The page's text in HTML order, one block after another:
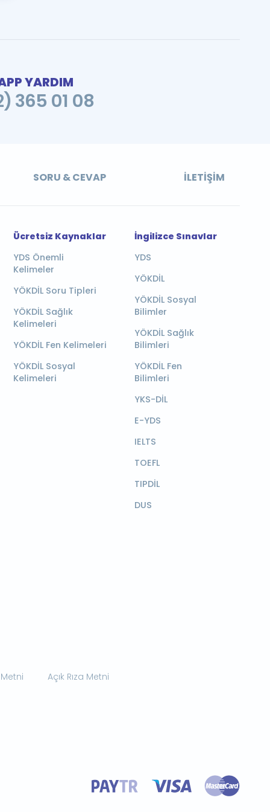
YARDIM
365 01 08
SORU & CEVAP İLETIŞIM
Ücretsiz Kaynaklar
YDS Önemli
Kelimeler
YÖKDİL Soru Tipleri
YÖKDİL Sağlık
Kelimeleri
YÖKDİL Fen Kelimeleri
YÖKDİL Sosyal
Kelimeleri
İngilizce Sınavlar
YDS
YÖKDİL
YÖKDİL Sosyal
Bilimler
YÖKDİL Sağlık
Bilimleri
YÖKDİL Fen
Bilimleri
YKS-DİL
E-YDS
IELTS
TOEFL
TIPDİL
DUS
Açık Rıza Metni